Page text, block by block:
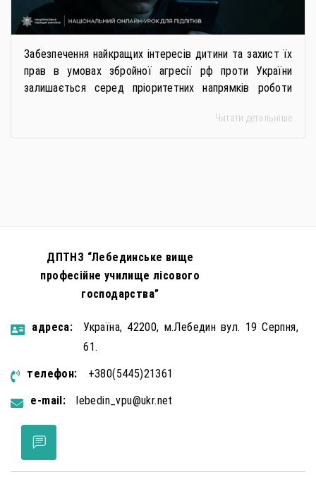
Забезпечення найкращих інтересів дитини та захист їх
прав в умовах збройної агресії рф проти України
залишається серед пріоритетних напрямків роботи
застосовується метод використання дітей у
Читати детальніше
ДПТНЗ “Лебединське вище
професійне училище лісового
господарства”
aдресa:
Україна, 42200, м.Лебедин вул. 19 Серпня,
61.
телефон:
+380(5445)21361
e-mail:
lebedin_vpu@ukr.net